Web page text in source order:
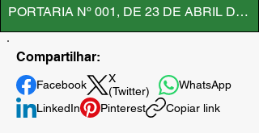
PORTARIA Nº 001, DE 23 DE ABRIL DE
Compartilhar:
Facebook
X
(Twitter)
WhatsApp
LinkedIn
Pinterest Copiar link